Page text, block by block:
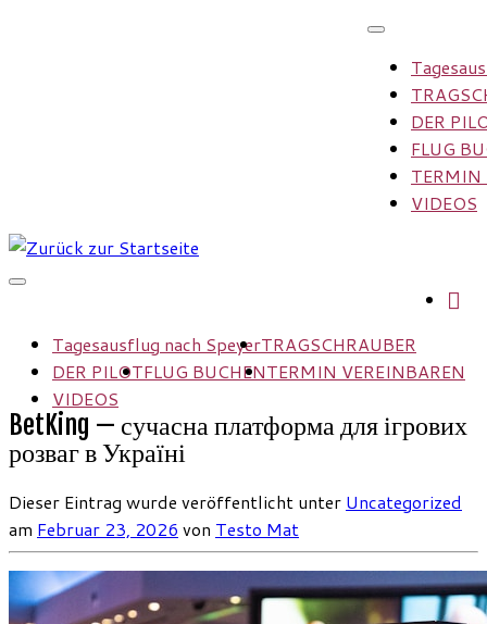
DER
FLUG
TERMIN
VIDEOS
Tagesausflug nach SpeyerTRAGSCHRAUBER
DER PILOTFLUG BUCHENTERMIN VEREINBAREN
VIDEOS
BetKing — сучасна платформа для ігрових
розваг в Україні
Dieser Eintrag wurde veröffentlicht unter Uncategorized
am Februar 23, 2026 von Testo Mat